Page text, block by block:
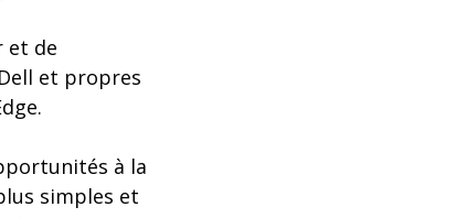
et de
et propres
à la
simples et